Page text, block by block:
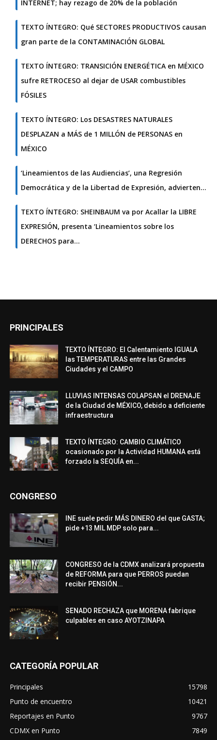
INTERNET; hay rezago de 20% de la población
TEXTO ÍNTEGRO: Qué SECTORES PRODUCTIVOS causan
gran parte de la CONTAMINACIÓN GLOBAL
TEXTO ÍNTEGRO: TRANSICIÓN ENERGÉTICA en MÉXICO
sufre RETROCESO al dejar de USAR combustibles
FÓSILES
TEXTO ÍNTEGRO: Los DESASTRES NATURALES
DESPLAZAN a MÁS de 1 MILLÓN de PERSONAS en
MÉXICO
‘Lineamientos de las Audiencias’, una Regresión
Democrática y de la Libertad de Expresión, advierten…
TEXTO ÍNTEGRO: SHEINBAUM va por Acallar la LIBRE
EXPRESIÓN, presenta ‘Lineamientos sobre los
DERECHOS para…
PRINCIPALES
TEXTO ÍNTEGRO: El Calentamiento IGUALA
las TEMPERATURAS entre las Grandes
Ciudades y el CAMPO
LLUVIAS INTENSAS COLAPSAN el DRENAJE
de la Ciudad de MÉXICO, debido a deficiente
infraestructura
TEXTO ÍNTEGRO: CAMBIO CLIMÁTICO
ocasionado por la Actividad HUMANA está
forzado la SEQUÍA en...
CONGRESO
INE suele pedir MÁS DINERO del que GASTA;
pide +13 MIL MDP solo para...
CONGRESO de la CDMX analizará propuesta
de REFORMA para que PERROS puedan
recibir PENSIÓN...
SENADO RECHAZA que MORENA fabrique
culpables en caso AYOTZINAPA
CATEGORÍA POPULAR
Principales
15798
Punto de encuentro
10421
Reportajes en Punto
9767
CDMX en Punto
7849